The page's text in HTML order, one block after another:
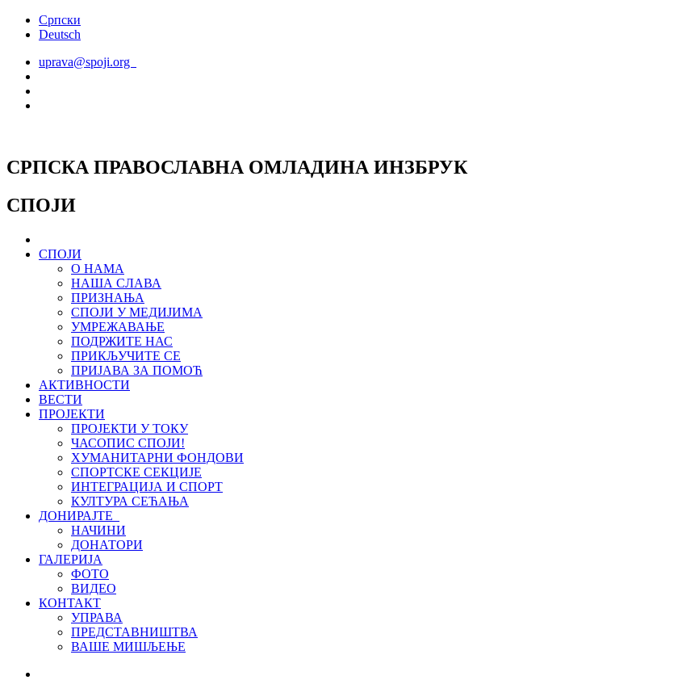
СкочитеСрпски
Deutsch
uprava@spoji.org
СРПСКА ПРАВОСЛАВНА ОМЛАДИНА ИНЗБРУК
СПОЈИ
СПОЈИ
О НАМА
НАША СЛАВА
ПРИЗНАЊА
СПОЈИ У МЕДИЈИМА
УМРЕЖАВАЊЕ
ПОДРЖИТЕ НАС
ПРИКЉУЧИТЕ СЕ
ПРИЈАВА ЗА ПОМОЋ
АКТИВНОСТИ
ВЕСТИ
ПРОЈЕКТИ
ПРОЈЕКТИ У ТОКУ
ЧАСОПИС СПОЈИ!
ХУМАНИТАРНИ ФОНДОВИ
СПОРТСКЕ СЕКЦИЈЕ
ИНТЕГРАЦИЈА И СПОРТ
КУЛТУРА СЕЋАЊА
ДОНИРАЈТЕ
НАЧИНИ
ДОНАТОРИ
ГАЛЕРИЈА
ФОТО
ВИДЕО
КОНТАКТ
УПРАВА
ПРЕДСТАВНИШТВА
ВАШЕ МИШЉЕЊЕ